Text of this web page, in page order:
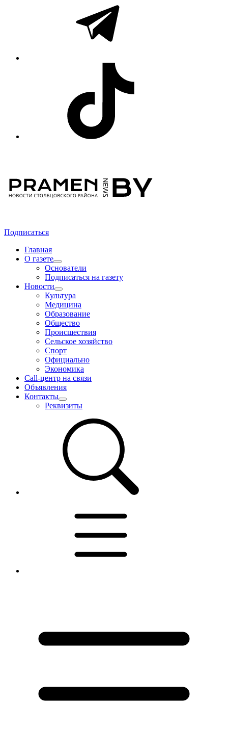
Подписаться
Главная
О газете
Основатели
Подписаться на газету
Новости
Культура
Медицина
Образование
Общество
Происшествия
Сельское хозяйство
Спорт
Официально
Экономика
Call-центр на связи
Объявления
Контакты
Реквизиты